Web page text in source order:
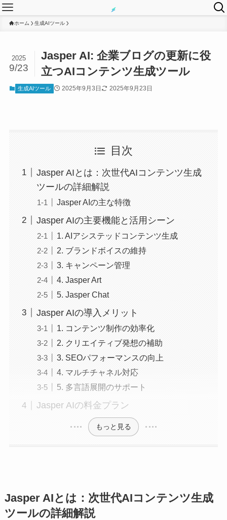
ホーム 生成AIツール
Jasper AI: 企業ブログの更新に役
立つAIコンテンツ生成ツール
2025
9/23
生成AIツール 2025年9月3日 2025年9月23日
目次
Jasper AIとは：次世代AIコンテンツ生成
ツールの詳細解説
Jasper AIの主な特徴
Jasper AIの主要機能と活用シーン
1. AIアシステッドコンテンツ生成
2. ブランドボイスの維持
3. キャンペーン管理
4. Jasper Art
5. Jasper Chat
Jasper AIの導入メリット
1. コンテンツ制作の効率化
2. クリエイティブ発想の補助
3. SEOパフォーマンスの向上
4. マルチチャネル対応
5. 多言語展開のサポート
Jasper AIの料金プラン
もっと見る
Jasper AIとは：次世代AIコンテンツ生成
ツールの詳細解説